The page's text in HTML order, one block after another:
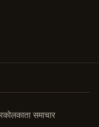
कोलकाता समाचार